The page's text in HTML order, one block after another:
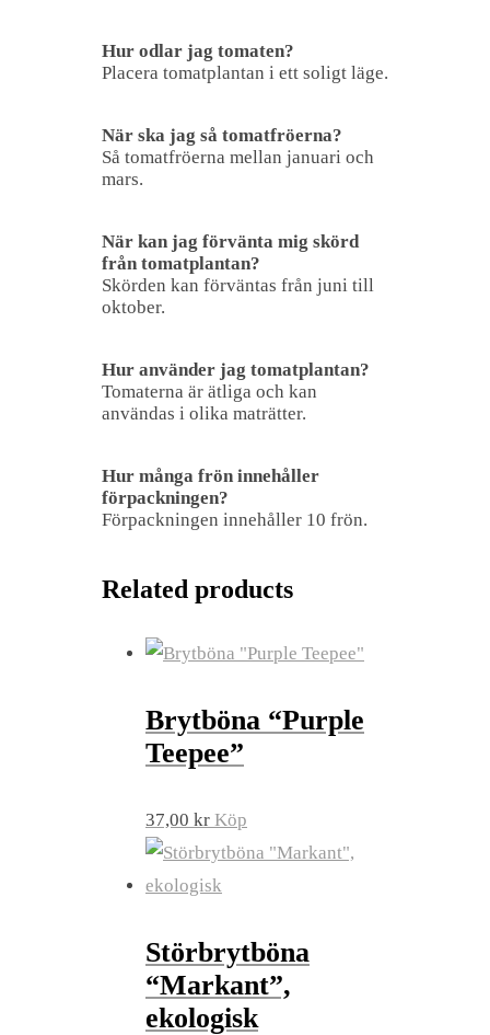
Hur odlar jag tomaten?
Placera tomatplantan i ett soligt läge.
När ska jag så tomatfröerna?
Så tomatfröerna mellan januari och
mars.
När kan jag förvänta mig skörd
från tomatplantan?
Skörden kan förväntas från juni till
oktober.
Hur använder jag tomatplantan?
Tomaterna är ätliga och kan
användas i olika maträtter.
Hur många frön innehåller
förpackningen?
Förpackningen innehåller 10 frön.
Related products
Brytböna “Purple
Teepee”
37,00 kr Köp
Störbrytböna
“Markant”,
ekologisk